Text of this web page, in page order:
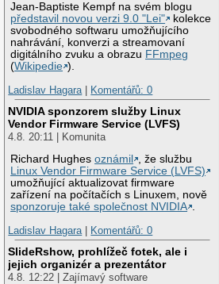
Jean-Baptiste Kempf na svém blogu
představil novou verzi 9.0 "Lei"
kolekce
svobodného softwaru umožňujícího
nahrávání, konverzi a streamovaní
digitálního zvuku a obrazu FFmpeg
(Wikipedie ).
Ladislav Hagara| Komentářů: 0
NVIDIA sponzorem služby Linux
Vendor Firmware Service (LVFS)
4.8. 20:11 | Komunita
Richard Hughesoznámil
, že službu
Linux Vendor Firmware Service (LVFS)
umožňující aktualizovat firmware
zařízení na počítačích s Linuxem, nově
sponzoruje také společnost NVIDIA .
Ladislav Hagara| Komentářů: 0
SlideRshow, prohlížeč fotek, ale i
jejich organizér a prezentátor
4.8. 12:22 | Zajímavý software